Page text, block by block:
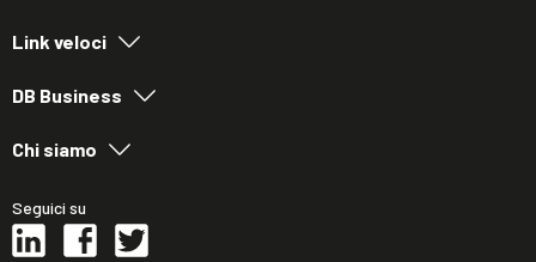
Link veloci
DB Business
Chi siamo
Seguici su